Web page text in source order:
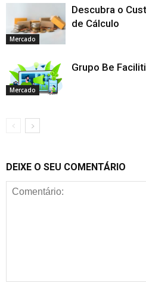
Mercado
Descubra o
de Cálculo
Mercado
Grupo Be
DEIXE O SEU COMENTÁRIO